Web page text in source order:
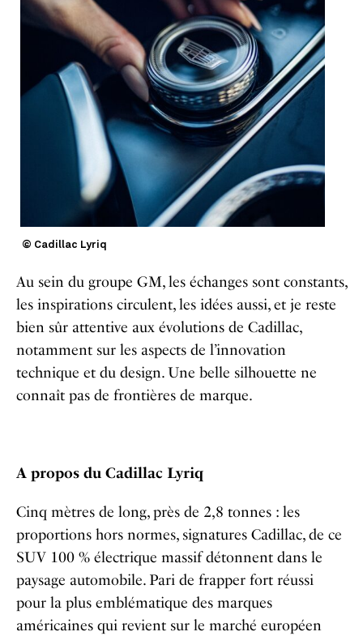
© Cadillac Lyriq
Au sein du groupe GM, les échanges sont constants,
les inspirations circulent, les idées aussi, et je reste
bien sûr attentive aux évolutions de Cadillac,
notamment sur les aspects de l’innovation
technique et du design. Une belle silhouette ne
connaît pas de frontières de marque.
A propos du Cadillac Lyriq
Cinq mètres de long, près de 2,8 tonnes : les
proportions hors normes, signatures Cadillac, de ce
SUV 100 % électrique massif détonnent dans le
paysage automobile. Pari de frapper fort réussi
pour la plus emblématique des marques
américaines qui revient sur le marché européen